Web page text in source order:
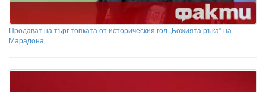
Продават на търг топката от историческия гол „Божията ръка“ на
Марадона